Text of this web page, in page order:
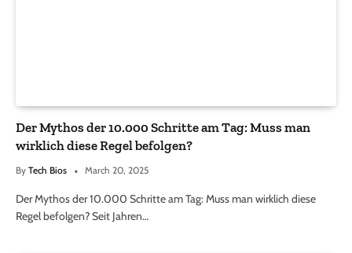
Der Mythos der 10.000 Schritte am Tag: Muss man
wirklich diese Regel befolgen?
By Tech Bios March 20, 2025
Der Mythos der 10.000 Schritte am Tag: Muss man wirklich diese
Regel befolgen? Seit Jahren…